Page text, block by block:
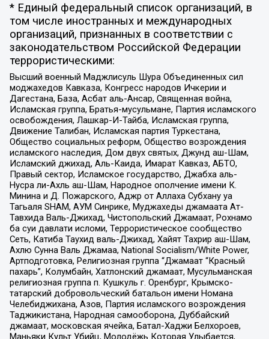
* Единый федеральный список организаций, в
том числе иностранных и международных
организаций, признанных в соответствии с
законодательством Российской Федерации
террористическими:
Высший военный Маджлисуль Шура Объединенных сил
моджахедов Кавказа, Конгресс народов Ичкерии и
Дагестана, База, Асбат аль-Ансар, Священная война,
Исламская группа, Братья-мусульмане, Партия исламского
освобождения, Лашкар-И-Тайба, Исламская группа,
Движение Талибан, Исламская партия Туркестана,
Общество социальных реформ, Общество возрождения
исламского наследия, Дом двух святых, Джунд аш-Шам,
Исламский джихад, Аль-Каида, Имарат Кавказ, АБТО,
Правый сектор, Исламское государство, Джабха аль-
Нусра ли-Ахль аш-Шам, Народное ополчение имени К.
Минина и Д. Пожарского, Аджр от Аллаха Субхану уа
Тагьаля SHAM, АУМ Синрике, Муджахеды джамаата Ат-
Тавхида Валь-Джихад, Чистопольский Джамаат, Рохнамо
ба суи давлати исломи, Террористическое сообщество
Сеть, Катиба Таухид валь-Джихад, Хайят Тахрир аш-Шам,
Ахлю Сунна Валь Джамаа, National Socialism/White Power,
Артподготовка, Религиозная группа “Джамаат “Красный
пахарь”, Колумбайн, Хатлонский джамаат, Мусульманская
религиозная группа п. Кушкуль г. Оренбург, Крымско-
татарский добровольческий батальон имени Номана
Челебиджихана, Азов, Партия исламского возрождения
Таджикистана, Народная самооборона, Дуббайский
джамаат, московская ячейка, Батал-Хаджи Белхороев,
Маньяки Культ Убийц, Молодёжь Которая Улыбается,